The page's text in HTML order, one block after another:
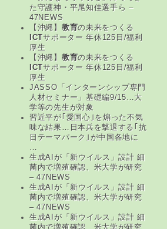
た守護神・平尾知佳選手ら –
47NEWS
【沖縄】 教育の未来をつくる
ICTサポーター 年休125日/福利
厚生
【沖縄】 教育の未来をつくる
ICTサポーター 年休125日/福利
厚生
JASSO「インターンシップ専門
人材セミナー」基礎編9/15…大
学等の先生が対象
習近平が｢愛国心｣を煽った不気
味な結果…日本兵を撃退する｢抗
日テーマパーク｣が中国各地に
…
生成AIが「新ウイルス」設計 細
菌内で増殖確認、米大学が研究
– 47NEWS
生成AIが「新ウイルス」設計 細
菌内で増殖確認、米大学が研究
– 47NEWS
生成AIが「新ウイルス」設計 細
菌内で増殖確認、米大学が研究